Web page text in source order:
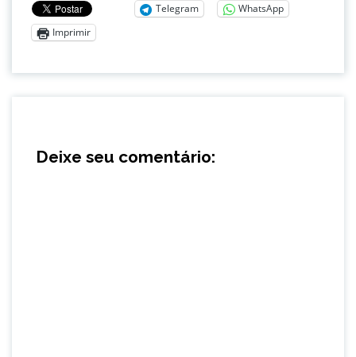
Telegram
WhatsApp
Imprimir
Deixe seu comentário: